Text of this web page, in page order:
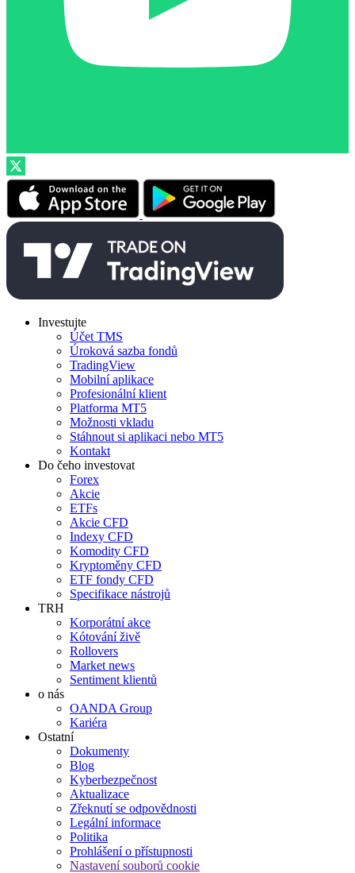
Investujte
Účet TMS
Úroková sazba fondů
TradingView
Mobilní aplikace
Profesionální klient
Platforma MT5
Možnosti vkladu
Stáhnout si aplikaci nebo MT5
Kontakt
Do čeho investovat
Forex
Akcie
ETFs
Akcie CFD
Indexy CFD
Komodity CFD
Kryptoměny CFD
ETF fondy CFD
Specifikace nástrojů
TRH
Korporátní akce
Kótování živě
Rollovers
Market news
Sentiment klientů
o nás
OANDA Group
Kariéra
Ostatní
Dokumenty
Blog
Kyberbezpečnost
Aktualizace
Zřeknutí se odpovědnosti
Legální informace
Politika
Prohlášení o přístupnosti
Nastavení souborů cookie